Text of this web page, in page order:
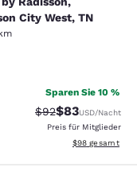
Radisson,
City West, TN
267 Bewertungen
Sparen Sie 10 %
$92Vergünstigter
$83USD/Nacht
Preis für Mitglieder
Geschätzte
$98 gesamt